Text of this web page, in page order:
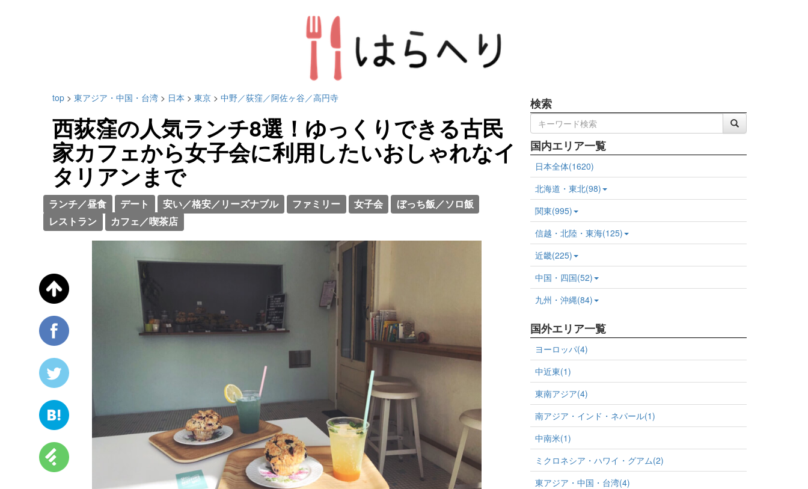
top > 東アジア・中国・台湾 > 日本 > 東京 > 中野／荻窪／阿佐ヶ谷／高円寺
西荻窪の人気ランチ8選！ゆっくりできる古民
家カフェから女子会に利用したいおしゃれなイ
タリアンまで
ランチ／昼食 デート 安い／格安／リーズナブル ファミリー 女子会
ぼっち飯／ソロ飯
レストラン
カフェ／喫茶店
検索
国内エリア一覧
日本全体(1620)
北海道・東北(98)
関東(995)
信越・北陸・東海(125)
近畿(225)
中国・四国(52)
九州・沖縄(84)
国外エリア一覧
ヨーロッパ(4)
中近東(1)
東南アジア(4)
南アジア・インド・ネパール(1)
中南米(1)
ミクロネシア・ハワイ・グアム(2)
東アジア・中国・台湾(4)